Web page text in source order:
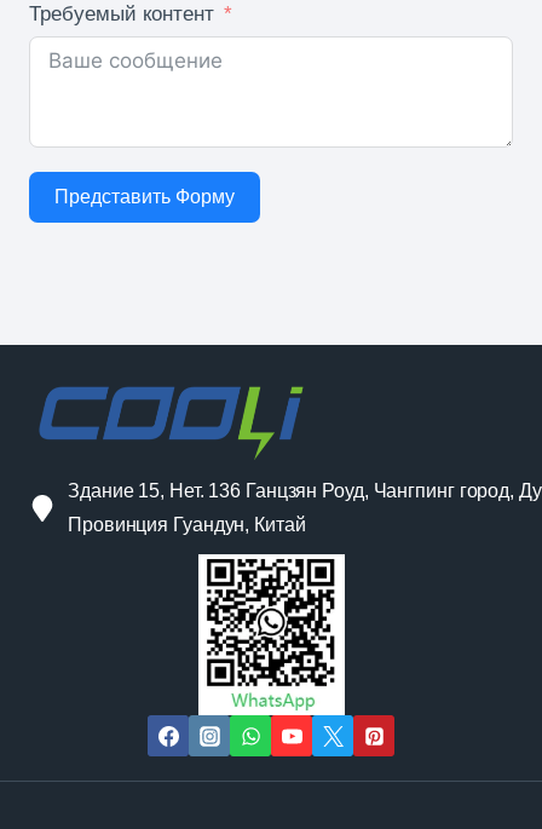
Требуемый контент
Представить Форму
Здание 15, Нет. 136 Ганцзян Роуд, Чангпинг город,
Провинция Гуандун, Китай